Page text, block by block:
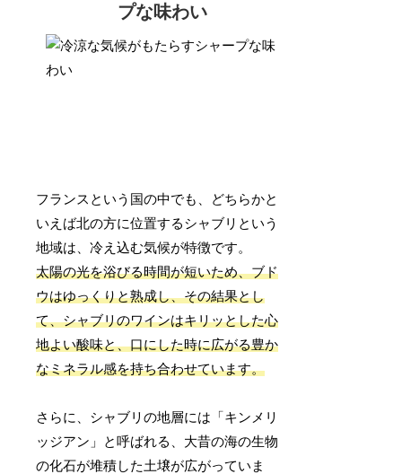
プな味わい
フランスという国の中でも、どちらかと
いえば北の方に位置するシャブリという
地域は、冷え込む気候が特徴です。
太陽の光を浴びる時間が短いため、ブド
ウはゆっくりと熟成し、その結果とし
て、シャブリのワインはキリッとした心
地よい酸味と、口にした時に広がる豊か
なミネラル感を持ち合わせています。
さらに、シャブリの地層には「キンメリ
ッジアン」と呼ばれる、大昔の海の生物
の化石が堆積した土壌が広がっていま